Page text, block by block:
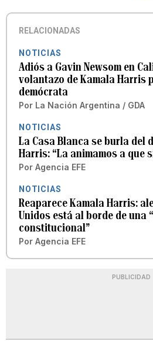
RELACIONADAS
NOTICIAS
Adiós a Gavin Newsom en
volantazo de Kamala Harris
demócrata
Por La Nación Argentina / GDA
NOTICIAS
La Casa Blanca se burla del
Harris: “La animamos a que
Por Agencia EFE
NOTICIAS
Reaparece Kamala Harris:
Unidos está al borde de una
constitucional”
Por Agencia EFE
PUBLICIDAD